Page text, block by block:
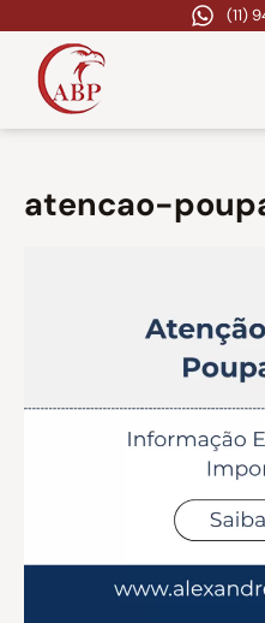
(11)
atencao-